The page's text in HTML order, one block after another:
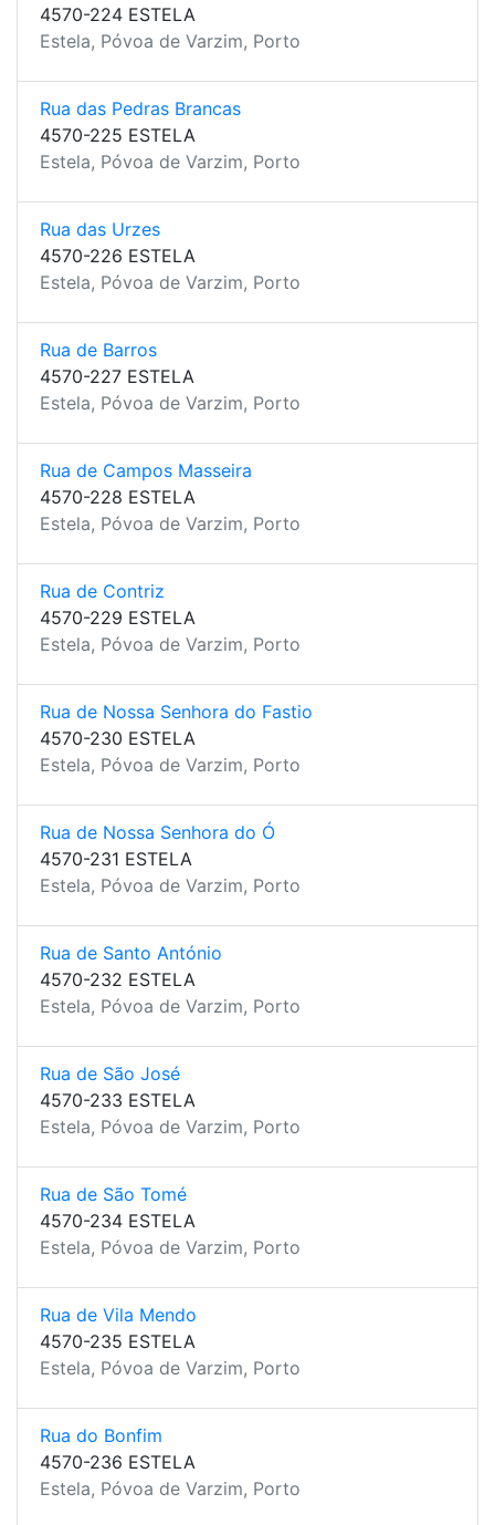
4570-224 ESTELA
Estela, Póvoa de Varzim, Porto
Rua das Pedras Brancas
4570-225 ESTELA
Estela, Póvoa de Varzim, Porto
Rua das Urzes
4570-226 ESTELA
Estela, Póvoa de Varzim, Porto
Rua de Barros
4570-227 ESTELA
Estela, Póvoa de Varzim, Porto
Rua de Campos Masseira
4570-228 ESTELA
Estela, Póvoa de Varzim, Porto
Rua de Contriz
4570-229 ESTELA
Estela, Póvoa de Varzim, Porto
Rua de Nossa Senhora do Fastio
4570-230 ESTELA
Estela, Póvoa de Varzim, Porto
Rua de Nossa Senhora do Ó
4570-231 ESTELA
Estela, Póvoa de Varzim, Porto
Rua de Santo António
4570-232 ESTELA
Estela, Póvoa de Varzim, Porto
Rua de São José
4570-233 ESTELA
Estela, Póvoa de Varzim, Porto
Rua de São Tomé
4570-234 ESTELA
Estela, Póvoa de Varzim, Porto
Rua de Vila Mendo
4570-235 ESTELA
Estela, Póvoa de Varzim, Porto
Rua do Bonfim
4570-236 ESTELA
Estela, Póvoa de Varzim, Porto